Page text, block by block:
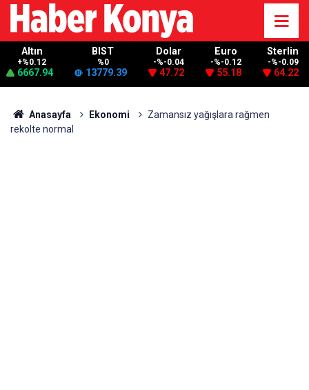
Altın
+%0.12
6667.94
BIST
%0
13779.39
Dolar
-%-0.04
47.72
Euro
-%-0.12
55.18
Sterlin
-%-0.09
64.22
Anasayfa Ekonomi
Zamansız yağışlara rağmen
rekolte normal